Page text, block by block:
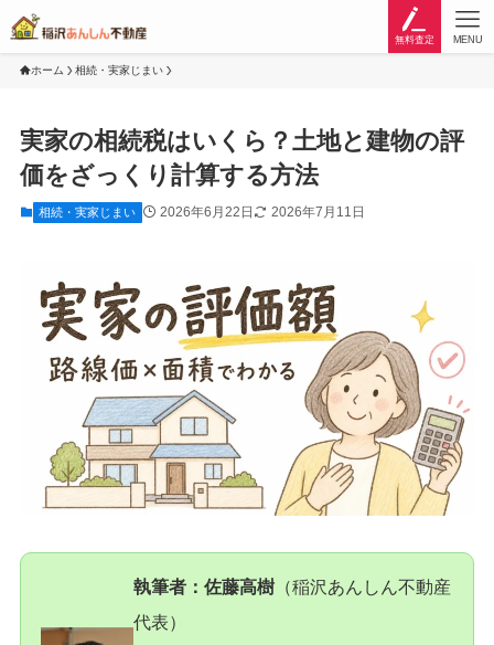
無料査定 MENU
ホーム 相続・実家じまい
実家の相続税はいくら？土地と建物の評
価をざっくり計算する方法
相続・実家じまい 2026年6月22日 2026年7月11日
執筆者：佐藤高樹（稲沢あんしん不動産
代表）